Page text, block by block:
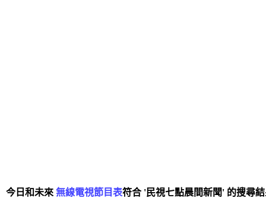
今日和未來 無線電視節目表符合 '民視七點晨間新聞' 的搜尋